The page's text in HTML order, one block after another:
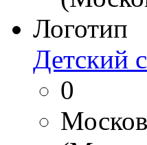
Логотип
Детский
0